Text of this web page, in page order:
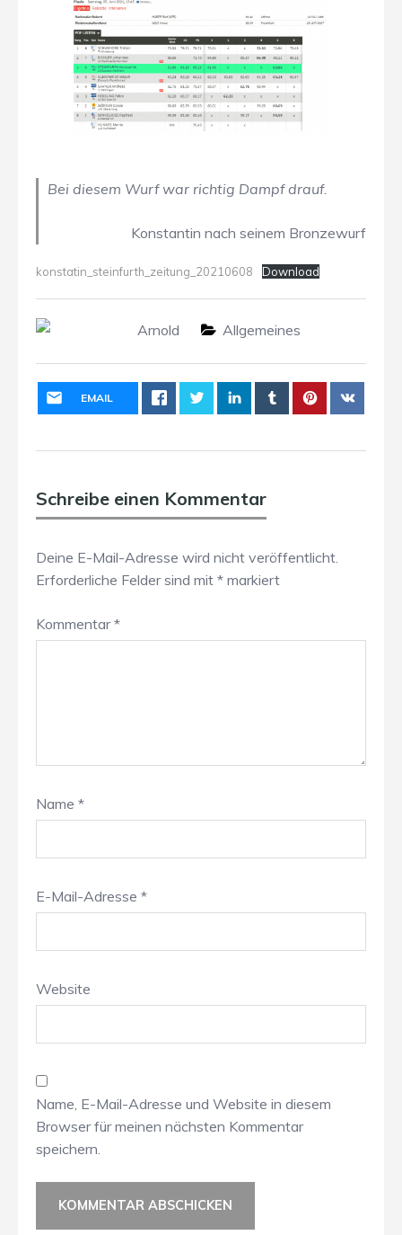
Bei diesem Wurf war richtig Dampf drauf.
Konstantin nach seinem Bronzewurf
konstatin_steinfurth_zeitung_20210608 Download
Arnold Allgemeines
EMAIL
Schreibe einen Kommentar
Deine E-Mail-Adresse wird nicht veröffentlicht.
Erforderliche Felder sind mit * markiert
Kommentar*
Name *
E-Mail-Adresse *
Website
Name, E-Mail-Adresse und Website in diesem
Browser für meinen nächsten Kommentar
speichern.